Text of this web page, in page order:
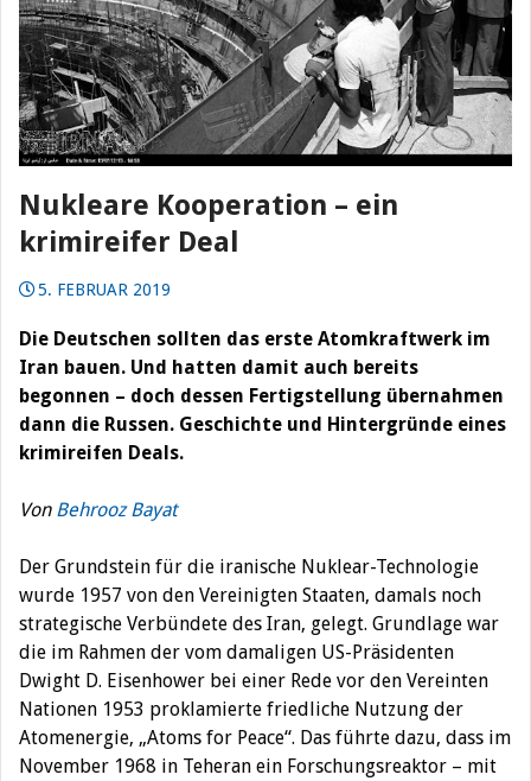
Nukleare Kooperation – ein
krimireifer Deal
5. FEBRUAR 2019
Die Deutschen sollten das erste Atomkraftwerk im
Iran bauen. Und hatten damit auch bereits
begonnen – doch dessen Fertigstellung übernahmen
dann die Russen. Geschichte und Hintergründe eines
krimireifen Deals.
Von Behrooz Bayat
Der Grundstein für die iranische Nuklear-Technologie
wurde 1957 von den Vereinigten Staaten, damals noch
strategische Verbündete des Iran, gelegt. Grundlage war
die im Rahmen der vom damaligen US-Präsidenten
Dwight D. Eisenhower bei einer Rede vor den Vereinten
Nationen 1953 proklamierte friedliche Nutzung der
Atomenergie, „Atoms for Peace“. Das führte dazu, dass im
November 1968 in Teheran ein Forschungsreaktor – mit